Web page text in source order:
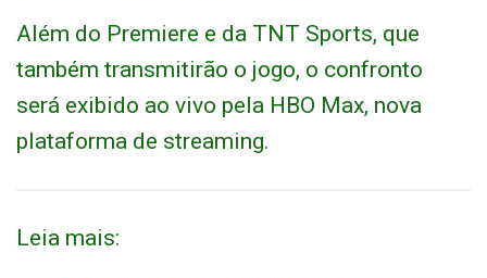
Além do Premiere e da TNT Sports, que
também transmitirão o jogo, o confronto
será exibido ao vivo pela HBO Max, nova
plataforma de streaming.
Leia mais: